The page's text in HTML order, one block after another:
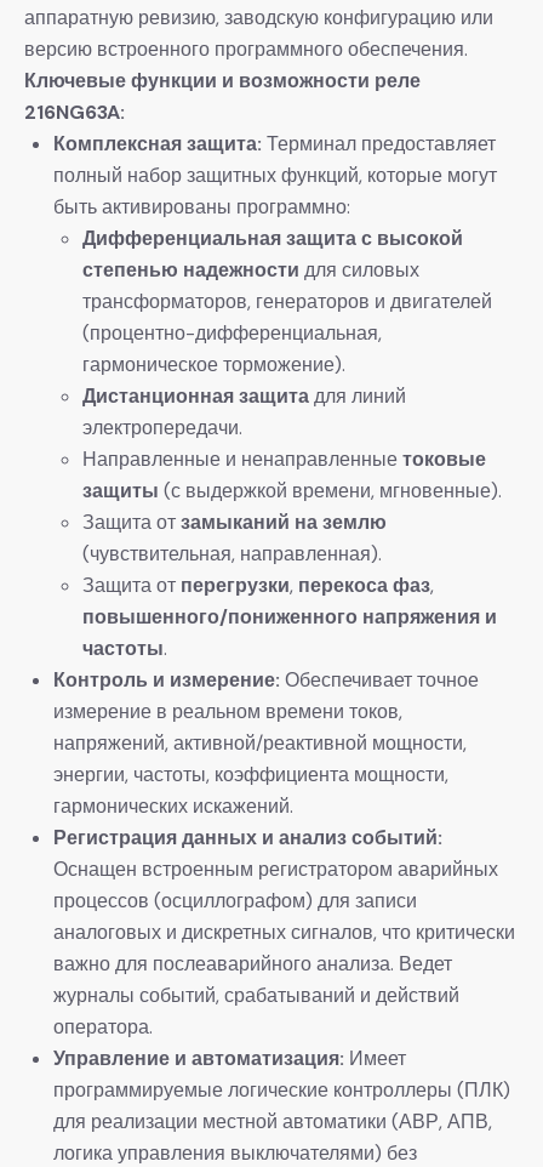
аппаратную ревизию, заводскую конфигурацию или
версию встроенного программного обеспечения.
Ключевые функции и возможности реле
216NG63A:
Комплексная защита: ​ Терминал предоставляет
полный набор защитных функций, которые могут
быть активированы программно:
Дифференциальная защита с высокой
степенью надежности ​ для силовых
трансформаторов, генераторов и двигателей
(процентно-дифференциальная,
гармоническое торможение).
Дистанционная защита​ для линий
электропередачи.
Направленные и ненаправленныетоковые
защиты ​ (с выдержкой времени, мгновенные).
Защита отзамыканий на землю
(чувствительная, направленная).
Защита от перегрузки, перекоса фаз,
повышенного/пониженного напряжения и
частоты.
Контроль и измерение: ​ Обеспечивает точное
измерение в реальном времени токов,
напряжений, активной/реактивной мощности,
энергии, частоты, коэффициента мощности,
гармонических искажений.
Регистрация данных и анализ событий:
Оснащен встроенным регистратором аварийных
процессов (осциллографом) для записи
аналоговых и дискретных сигналов, что критически
важно для послеаварийного анализа. Ведет
журналы событий, срабатываний и действий
оператора.
Управление и автоматизация: ​ Имеет
программируемые логические контроллеры (ПЛК)
для реализации местной автоматики (АВР, АПВ,
логика управления выключателями) без